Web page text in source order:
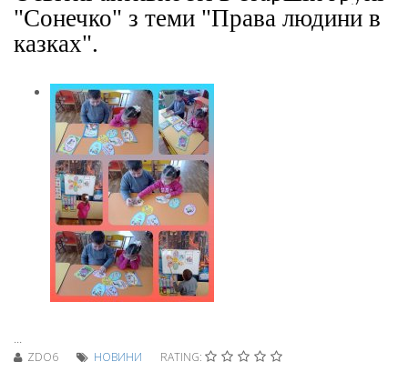
"Сонечко" з теми "Права людини в
казках".
...
ZDO6 НОВИНИ RATING: